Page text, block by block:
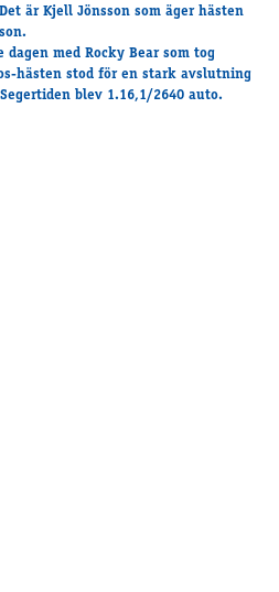
är Kjell Jönsson som äger hästen
dagen med Rocky Bear som tog
hästen stod för en stark avslutning
blev 1.16,1/2640 auto.